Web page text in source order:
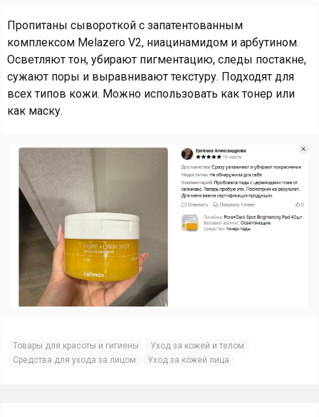
Пропитаны сывороткой с запатентованным
комплексом Melazero V2, ниацинамидом и арбутином.
Осветляют тон, убирают пигментацию, следы постакне,
сужают поры и выравнивают текстуру. Подходят для
всех типов кожи. Можно использовать как тонер или
как маску.
Товары для красоты и гигиены
Уход за кожей и телом
Средства для ухода за лицом
Уход за кожей лица